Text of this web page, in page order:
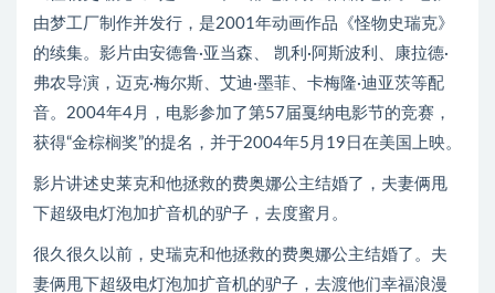
由梦工厂制作并发行，是2001年动画作品《怪物史瑞克》
的续集。影片由安德鲁·亚当森、 凯利·阿斯波利、康拉德·
弗农导演，迈克·梅尔斯、艾迪·墨菲、卡梅隆·迪亚茨等配
音。2004年4月，电影参加了第57届戛纳电影节的竞赛，
获得“金棕榈奖”的提名，并于2004年5月19日在美国上映。
影片讲述史莱克和他拯救的费奥娜公主结婚了，夫妻俩甩
下超级电灯泡加扩音机的驴子，去度蜜月。
很久很久以前，史瑞克和他拯救的费奥娜公主结婚了。夫
妻俩甩下超级电灯泡加扩音机的驴子，去渡他们幸福浪漫